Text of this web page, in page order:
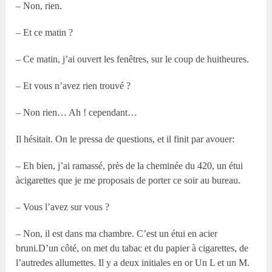
– Non, rien.
– Et ce matin ?
– Ce matin, j’ai ouvert les fenêtres, sur le coup de huitheures.
– Et vous n’avez rien trouvé ?
– Non rien… Ah ! cependant…
Il hésitait. On le pressa de questions, et il finit par avouer:
– Eh bien, j’ai ramassé, près de la cheminée du 420, un étui
àcigarettes que je me proposais de porter ce soir au bureau.
– Vous l’avez sur vous ?
– Non, il est dans ma chambre. C’est un étui en acier
bruni.D’un côté, on met du tabac et du papier à cigarettes, de
l’autredes allumettes. Il y a deux initiales en or Un L et un M.